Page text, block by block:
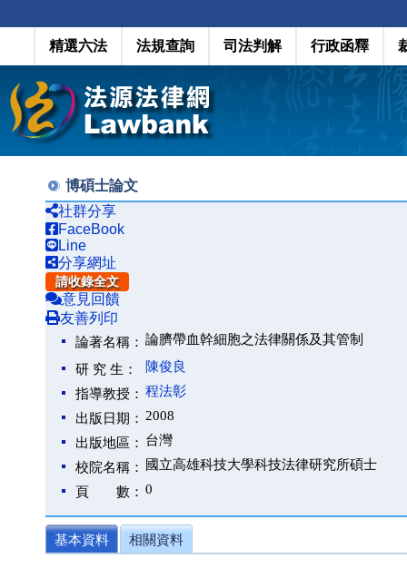
精選六法 法規查詢 司法判解 行政函釋
博碩士論文
社群分享
FaceBook
Line
分享網址
請收錄全文
意見回饋
友善列印
論著名稱： 論臍帶血幹細胞之法律關係及其管制
研 究 生：
陳俊良
指導教授： 程法彰
出版日期： 2008
出版地區： 台灣
校院名稱：
國立高雄科技大學科技法律研究所碩士
頁 數： 0
基本資料 相關資料